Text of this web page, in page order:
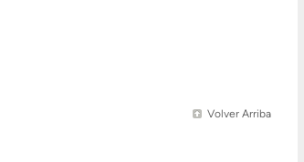
Volver Arriba